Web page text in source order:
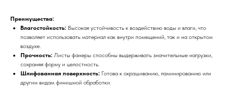
Преимущества:
Влагостойкость: Высокая устойчивость к воздействию воды и влаги, что
позволяет использовать материал как внутри помещений, так и на открытом
воздухе.
Прочность: Листы фанеры способны выдерживать значительные нагрузки,
сохраняя форму и целостность.
Шлифованная поверхность: Готова к окрашиванию, ламинированию или
другим видам финишной обработки.